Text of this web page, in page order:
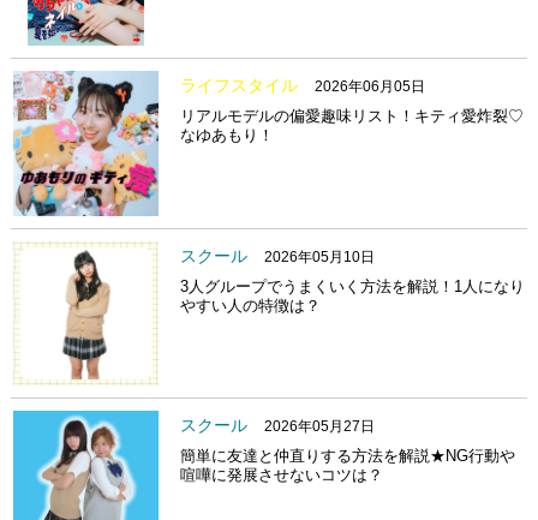
ライフスタイル 2026年06月05日
リアルモデルの偏愛趣味リスト！キティ愛炸裂♡
なゆあもり！
スクール 2026年05月10日
3人グループでうまくいく方法を解説！1人になり
やすい人の特徴は？
スクール 2026年05月27日
簡単に友達と仲直りする方法を解説★NG行動や
喧嘩に発展させないコツは？